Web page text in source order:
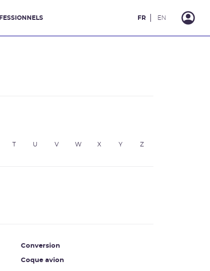
FR EN
T U V W X Y Z
Conversion
Coque avion